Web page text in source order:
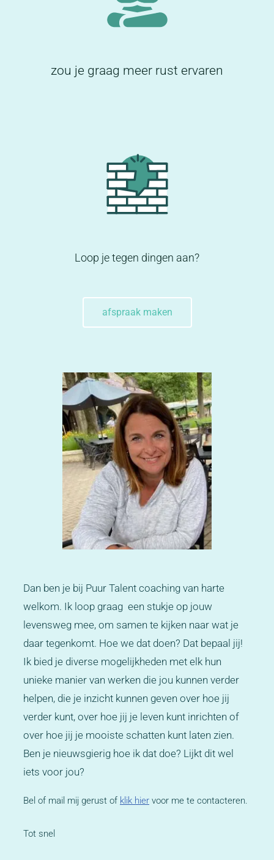
zou je graag meer rust ervaren
Loop je tegen dingen aan?
afspraak maken
Dan ben je bij Puur Talent coaching van harte
welkom. Ik loop graag een stukje op jouw
levensweg mee, om samen te kijken naar wat je
daar tegenkomt. Hoe we dat doen? Dat bepaal jij!
Ik bied je diverse mogelijkheden met elk hun
unieke manier van werken die jou kunnen verder
helpen, die je inzicht kunnen geven over hoe jij
verder kunt, over hoe jij je leven kunt inrichten of
over hoe jij je mooiste schatten kunt laten zien.
Ben je nieuwsgierig hoe ik dat doe? Lijkt dit wel
iets voor jou?
Bel of mail mij gerust of klik hier voor me te contacteren.
Tot snel